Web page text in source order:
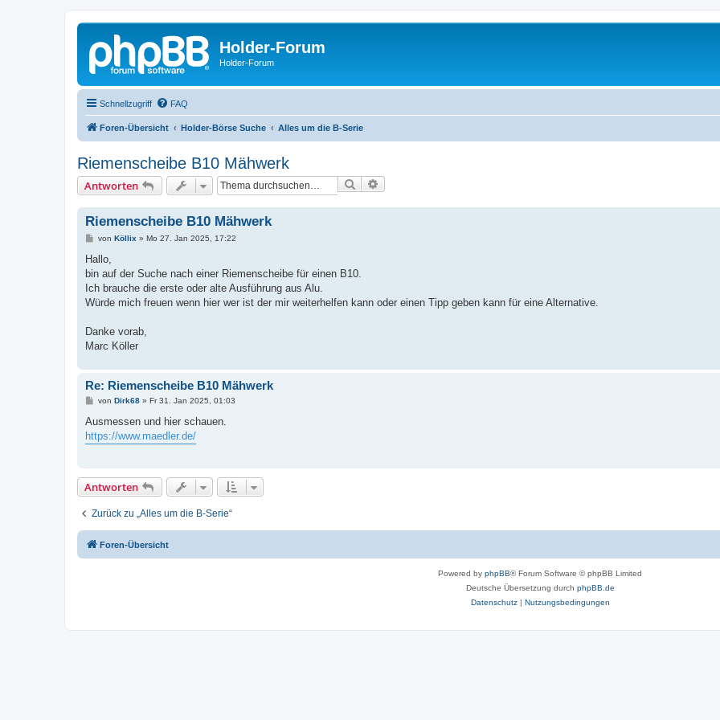
Holder-Forum
Holder-Forum
Schnellzugriff FAQ
Foren-Übersicht Holder-Börse Suche Alles um die B-Serie
Riemenscheibe B10 Mähwerk
Antworten Suche
Riemenscheibe B10 Mähwerk
B
i
r
a
von Köllix » Mo 27. Jan 2025, 17:22
Hallo,
bin auf der Suche nach einer Riemenscheibe für einen B10.
Ich brauche die erste oder alte Ausführung aus Alu.
Würde mich freuen wenn hier wer ist der mir weiterhelfen kann oder einen Tipp geben kann für eine Alternative.
Danke vorab,
Marc Köller
Re: Riemenscheibe B10 Mähwerk
B
r
von Dirk68» Fr 31. Jan 2025, 01:03
Ausmessen und hier schauen.
https://www.maedler.de/
Antworten
Zurück zu „Alles um die B-Serie“
Foren-Übersicht
Powered by phpBB® Forum Software © phpBB Limited
Deutsche Übersetzung durch phpBB.de
Datenschutz| Nutzungsbedingungen